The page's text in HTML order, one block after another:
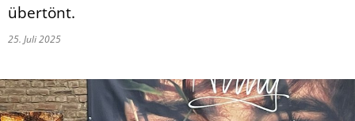
übertönt.
25. Juli 2025